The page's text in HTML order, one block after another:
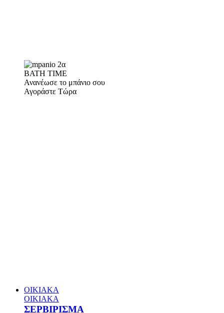
BATH TIME
Ανανέωσε το μπάνιο σου
Αγοράστε Τώρα
ΟΙΚΙΑΚΑ
ΟΙΚΙΑΚΑ
ΣΕΡΒΙΡΙΣΜΑ